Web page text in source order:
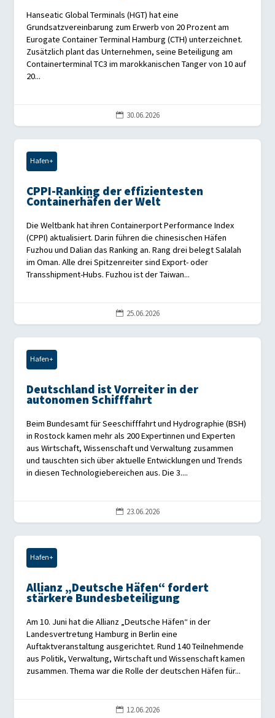
Hanseatic Global Terminals (HGT) hat eine
Grundsatzvereinbarung zum Erwerb von 20 Prozent am
Eurogate Container Terminal Hamburg (CTH) unterzeichnet.
Zusätzlich plant das Unternehmen, seine Beteiligung am
Containerterminal TC3 im marokkanischen Tanger von 10 auf
20...
 30.06.2026
Hafen+
CPPI-Ranking der effizientesten
Containerhäfen der Welt
Die Weltbank hat ihren Containerport Performance Index
(CPPI) aktualisiert. Darin führen die chinesischen Häfen
Fuzhou und Dalian das Ranking an. Rang drei belegt Salalah
im Oman. Alle drei Spitzenreiter sind Export- oder
Transshipment-Hubs. Fuzhou ist der Taiwan...
 25.06.2026
Hafen+
Deutschland ist Vorreiter in der
autonomen Schifffahrt
Beim Bundesamt für Seeschifffahrt und Hydrographie (BSH)
in Rostock kamen mehr als 200 Expertinnen und Experten
aus Wirtschaft, Wissenschaft und Verwaltung zusammen
und tauschten sich über aktuelle Entwicklungen und Trends
in diesen Technologiebereichen aus. Die 3....
 23.06.2026
Hafen+
Allianz „Deutsche Häfen“ fordert
stärkere Bundesbeteiligung
Am 10. Juni hat die Allianz „Deutsche Häfen“ in der
Landesvertretung Hamburg in Berlin eine
Auftaktveranstaltung ausgerichtet. Rund 140 Teilnehmende
aus Politik, Verwaltung, Wirtschaft und Wissenschaft kamen
zusammen. Thema war die Rolle der deutschen Häfen für...
 12.06.2026